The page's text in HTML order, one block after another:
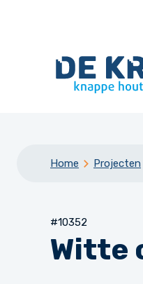
Home Projecten
#10352
Witte